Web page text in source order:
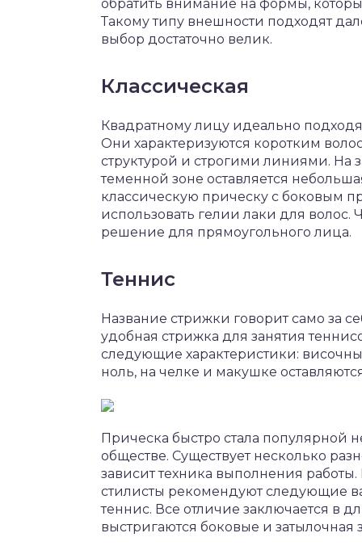
обратить внимание на формы,
Такому типу внешности подходят
выбор достаточно велик.
Классическая
Квадратному лицу идеально
Они характеризуются коротким
структурой и строгими линиями. На
теменной зоне оставляется
классическую прическу с боковым
использовать гелии лаки для
решение для прямоугольного лица.
Теннис
Название стрижки говорит само за
удобная стрижка для занятия
следующие характеристики:
ноль, на челке и макушке
Прическа быстро стала популярной
обществе. Существует несколько
зависит техника выполнения
стилисты рекомендуют следующие
теннис. Все отличие заключается в
выстригаются боковые и затылочная